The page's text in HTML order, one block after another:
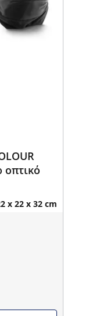
οπτικό
x 22 x 32 cm